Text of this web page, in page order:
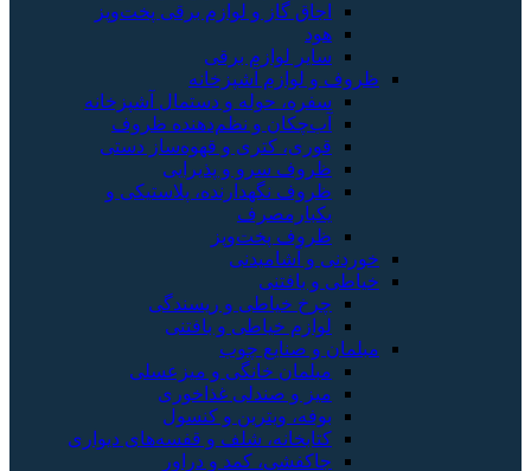
اجاق گاز و لوازم برقی پخت‌وپز
هود
سایر لوازم برقی
ظروف و لوازم آشپزخانه
سفره، حوله و دستمال آشپزخانه
آب‌چکان و نظم‌دهنده ظروف
قوری، کتری و قهوه‌ساز دستی
ظروف سرو و پذیرایی
ظروف نگهدارنده، پلاستیکی و
یکبارمصرف
ظروف پخت‌وپز
خوردنی و آشامیدنی
خیاطی و بافتنی
چرخ خیاطی و ریسندگی
لوازم خیاطی و بافتنی
مبلمان و صنایع چوب
مبلمان خانگی و میزعسلی
میز و صندلی غذاخوری
بوفه، ویترین و کنسول
کتابخانه، شلف و قفسه‌های دیواری
جاکفشی، کمد و دراور